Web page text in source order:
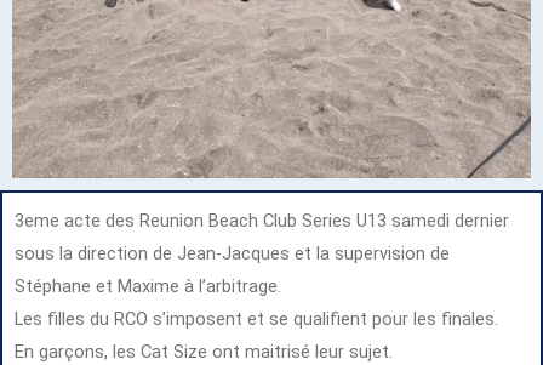
3eme acte des Reunion Beach Club Series U13 samedi dernier
sous la direction de Jean-Jacques et la supervision de
Stéphane et Maxime à l’arbitrage.
Les filles du RCO s’imposent et se qualifient pour les finales.
En garçons, les Cat Size ont maitrisé leur sujet.